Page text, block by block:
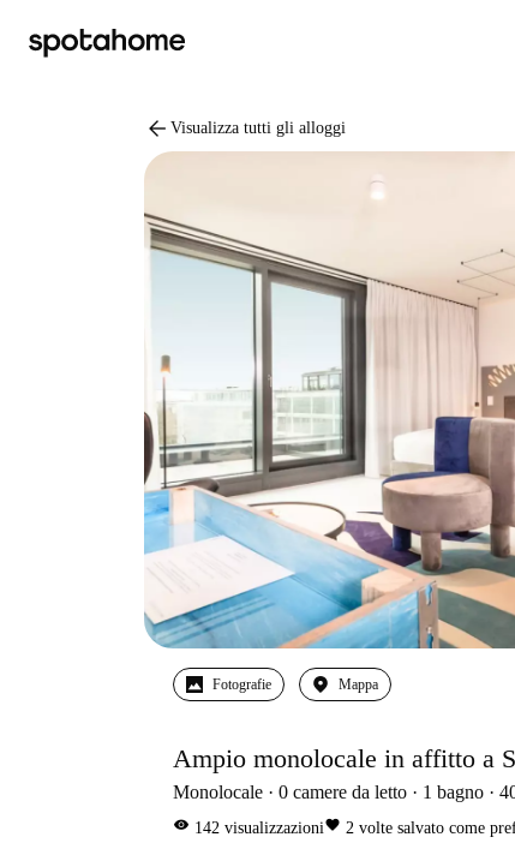
arrow_back Visualizza tutti gli alloggi
Fotografie Mappa
Ampio monolocale in affitto a
Monolocale 0 camere da letto 1 bagno
visibility 142 visualizzazionifavorite 2 volte salvato come